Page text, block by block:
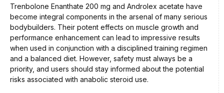
Trenbolone Enanthate 200 mg and Androlex acetate have
become integral components in the arsenal of many serious
bodybuilders. Their potent effects on muscle growth and
performance enhancement can lead to impressive results
when used in conjunction with a disciplined training regimen
and a balanced diet. However, safety must always be a
priority, and users should stay informed about the potential
risks associated with anabolic steroid use.